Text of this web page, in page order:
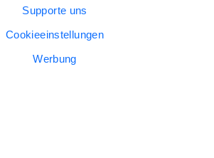
Supporte uns
Cookieeinstellungen
Werbung